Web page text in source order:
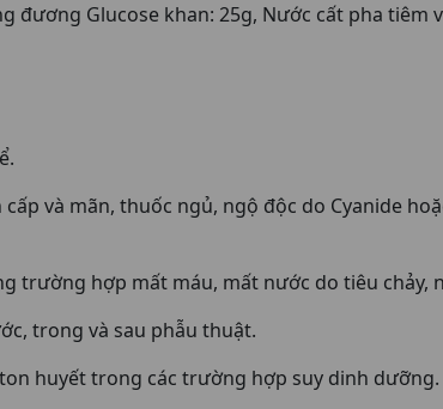
đương Glucose khan: 25g, Nước cất pha tiêm
và mãn, thuốc ngủ, ngộ độc do Cyanide
trường hợp mất máu, mất nước do tiêu chảy,
trong và sau phẫu thuật.
huyết trong các trường hợp suy dinh dưỡng.